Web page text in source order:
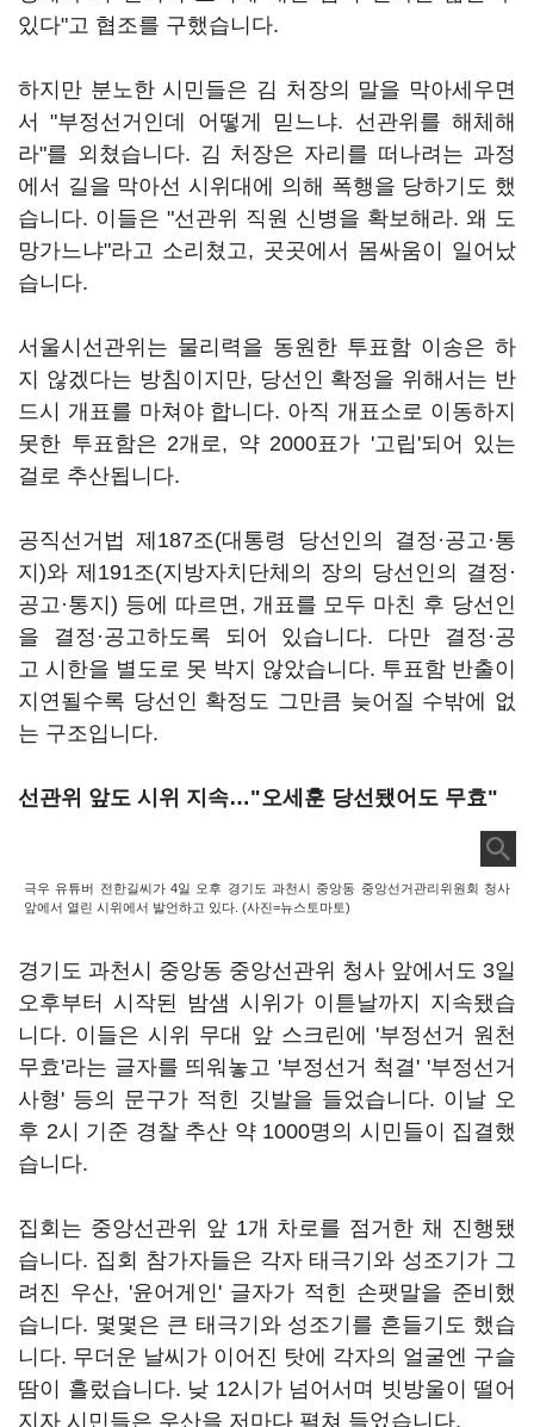
있다"고 협조를 구했습니다.
하지만 분노한 시민들은 김 처장의 말을 막아세우면
서 "부정선거인데 어떻게 믿느냐. 선관위를 해체해
라"를 외쳤습니다. 김 처장은 자리를 떠나려는 과정
에서 길을 막아선 시위대에 의해 폭행을 당하기도 했
습니다. 이들은 "선관위 직원 신병을 확보해라. 왜 도
망가느냐"라고 소리쳤고, 곳곳에서 몸싸움이 일어났
습니다.
서울시선관위는 물리력을 동원한 투표함 이송은 하
지 않겠다는 방침이지만, 당선인 확정을 위해서는 반
드시 개표를 마쳐야 합니다. 아직 개표소로 이동하지
못한 투표함은 2개로, 약 2000표가 '고립'되어 있는
걸로 추산됩니다.
공직선거법 제187조(대통령 당선인의 결정·공고·통
지)와 제191조(지방자치단체의 장의 당선인의 결정·
공고·통지) 등에 따르면, 개표를 모두 마친 후 당선인
을 결정·공고하도록 되어 있습니다. 다만 결정·공
고 시한을 별도로 못 박지 않았습니다. 투표함 반출이
지연될수록 당선인 확정도 그만큼 늦어질 수밖에 없
는 구조입니다.
선관위 앞도 시위 지속…"오세훈 당선됐어도 무효"
극우 유튜버 전한길씨가 4일 오후 경기도 과천시 중앙동 중앙선거관리위원회 청사
앞에서 열린 시위에서 발언하고 있다. (사진=뉴스토마토)
경기도 과천시 중앙동 중앙선관위 청사 앞에서도 3일
오후부터 시작된 밤샘 시위가 이튿날까지 지속됐습
니다. 이들은 시위 무대 앞 스크린에 '부정선거 원천
무효'라는 글자를 띄워놓고 '부정선거 척결' '부정선거
사형' 등의 문구가 적힌 깃발을 들었습니다. 이날 오
후 2시 기준 경찰 추산 약 1000명의 시민들이 집결했
습니다.
집회는 중앙선관위 앞 1개 차로를 점거한 채 진행됐
습니다. 집회 참가자들은 각자 태극기와 성조기가 그
려진 우산, '윤어게인' 글자가 적힌 손팻말을 준비했
습니다. 몇몇은 큰 태극기와 성조기를 흔들기도 했습
니다. 무더운 날씨가 이어진 탓에 각자의 얼굴엔 구슬
땀이 흘렀습니다. 낮 12시가 넘어서며 빗방울이 떨어
지자 시민들은 우산을 저마다 펼쳐 들었습니다.